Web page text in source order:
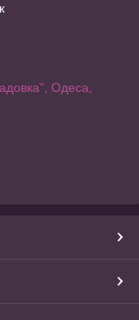
Одеса,